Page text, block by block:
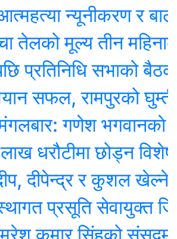
न्यूनीकरण र बाल
मूल्य तीन महिनाकै
सभाको बैठक
रामपुरको घुम्ती
गणेश भगवानकाे दिन,
छोड्न विशेष
र कुशल खेल्ने
प्रसूति सेवायुक्त जिल्ला
सिंहको संसदमा